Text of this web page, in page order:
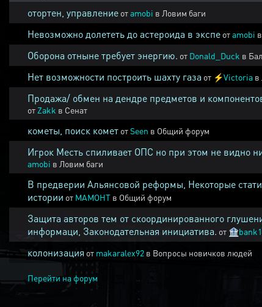
отортен, управление отamobi в Ловим баги
Невозможно долететь до астероида в экспе отamobi в
Оборона отныне требует энергию. от Donald_Duck в
Нет возможности построить шахту газа от ⚡Victoria в
Продажа/ обмен на дендре предметов и
от Zakk в Сенат
кометы, поиск комет отSeen в Общий форум
Игрок Месть спиливает ОПС но при этом не видно
amobi в Ловим баги
В предверии Альянсовой реформы, Некоторые
истории от MAMOHT в Общий форум
Защита авторов тем от скоординированного
информаци, Законодательная инициатива. от 🏦
колонизация от makaralex92 в Вопросы новичков людей
Перейти на форум